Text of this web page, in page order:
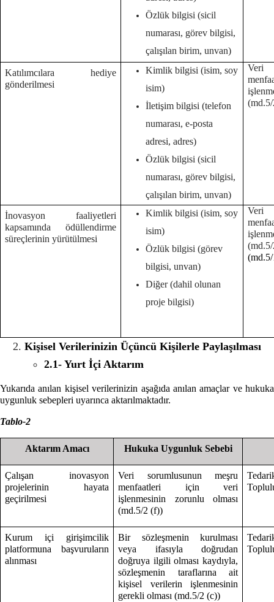
Özlük bilgisi (sicil
numarası, görev bilgisi,
çalışılan birim, unvan)
Katılımcılara hediye
gönderilmesi
Kimlik bilgisi (isim, soy
isim)
İletişim bilgisi (telefon
numarası, e-posta
adresi, adres)
Özlük bilgisi (sicil
numarası, görev bilgisi,
çalışılan birim, unvan)
Veri
İnovasyon faaliyetleri
kapsamında ödüllendirme
süreçlerinin yürütülmesi
Kimlik bilgisi (isim, soy
isim)
Özlük bilgisi (görev
bilgisi, unvan)
Diğer (dahil olunan
proje bilgisi)
Veri
Kişisel Verilerinizin Üçüncü Kişilerle Paylaşılması
2.1- Yurt İçi Aktarım
Yukarıda anılan kişisel verilerinizin aşağıda anılan amaçlar ve hukuka
uygunluk sebepleri uyarınca aktarılmaktadır.
Tablo-2
Aktarım Amacı Hukuka Uygunluk Sebebi
Çalışan inovasyon
projelerinin hayata
geçirilmesi
Veri sorumlusunun meşru
menfaatleri için veri
işlenmesinin zorunlu olması
(md.5/2 (f))
Kurum içi girişimcilik
platformuna başvuruların
alınması
Bir sözleşmenin kurulması
veya ifasıyla doğrudan
doğruya ilgili olması kaydıyla,
sözleşmenin taraflarına ait
kişisel verilerin işlenmesinin
gerekli olması (md.5/2 (c))